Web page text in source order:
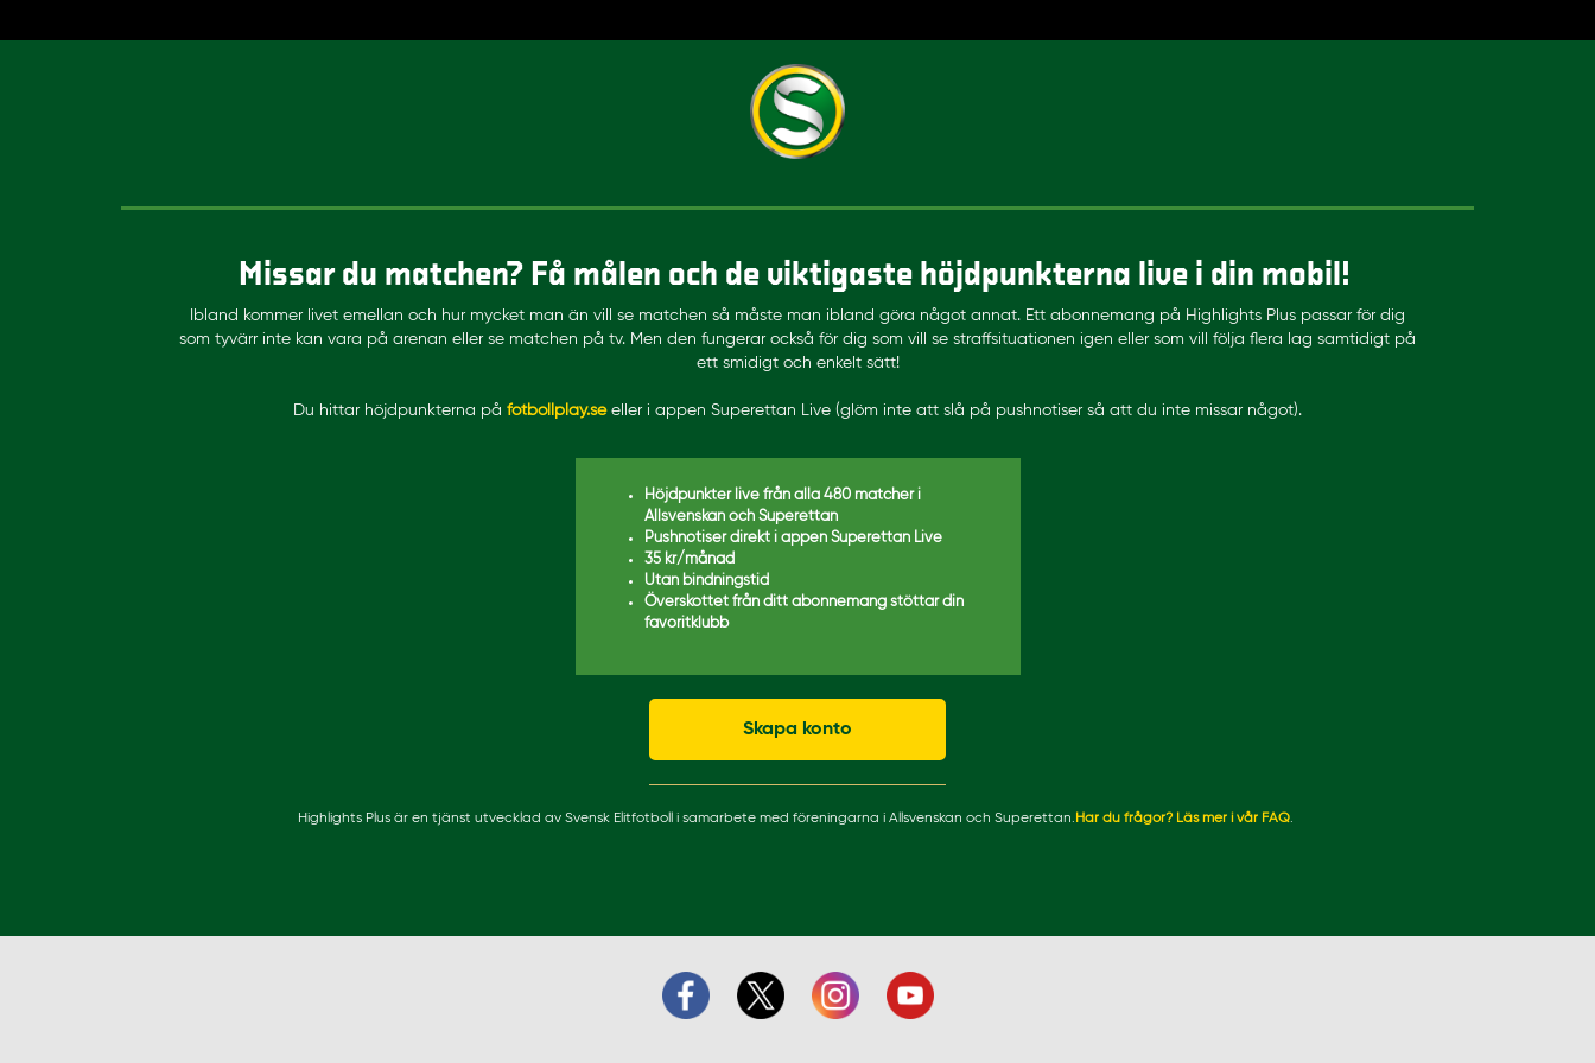
Missar du matchen? Få målen och de viktigaste höjdpunkterna live i din mobil!
Ibland kommer livet emellan och hur mycket man än vill se matchen så måste man ibland göra något annat. Ett abonnemang på Highlights Plus passar för dig
som tyvärr inte kan vara på arenan eller se matchen på tv. Men den fungerar också för dig som vill se straffsituationen igen eller som vill följa flera lag samtidigt på
ett smidigt och enkelt sätt!
Du hittar höjdpunkterna på fotbollplay.seeller i appen Superettan Live (glöm inte att slå på pushnotiser så att du inte missar något).
Höjdpunkter live från alla 480 matcher i
Allsvenskan och Superettan
Pushnotiser direkt i appen Superettan Live
35 kr/månad
Utan bindningstid
Överskottet från ditt abonnemang stöttar din
favoritklubb
Skapa konto
Highlights Plus är en tjänst utvecklad av Svensk Elitfotboll i samarbete med föreningarna i Allsvenskan och Superettan. Har du frågor? Läs mer i vår FAQ.